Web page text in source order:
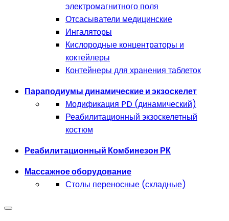
электромагнитного поля
Отсасыватели медицинские
Ингаляторы
Кислородные концентраторы и
коктейлеры
Контейнеры для хранения таблеток
Параподиумы динамические и экзоскелет
Модификация PD (динамический)
Реабилитационный экзоскелетный
костюм
Реабилитационный Комбинезон РК
Массажное оборудование
Столы переносные (складные)